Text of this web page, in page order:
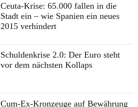
Ceuta-Krise: 65.000 fallen in die
Stadt ein – wie Spanien ein neues
2015 verhindert
Schuldenkrise 2.0: Der Euro steht
vor dem nächsten Kollaps
Cum-Ex-Kronzeuge auf Bewährung